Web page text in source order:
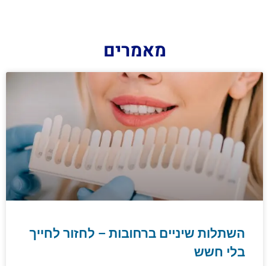
מאמרים
השתלות שיניים ברחובות – לחזור לחייך
בלי חשש